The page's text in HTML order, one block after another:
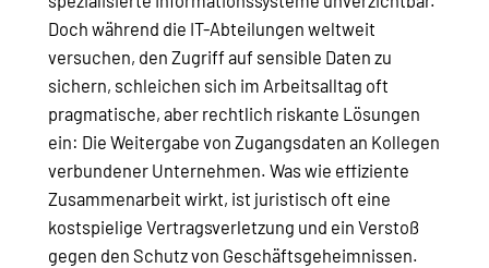
Doch während die IT-Abteilungen weltweit
versuchen, den Zugriff auf sensible Daten zu
sichern, schleichen sich im Arbeitsalltag oft
pragmatische, aber rechtlich riskante Lösungen
ein: Die Weitergabe von Zugangsdaten an Kollegen
verbundener Unternehmen. Was wie effiziente
Zusammenarbeit wirkt, ist juristisch oft eine
kostspielige Vertragsverletzung und ein Verstoß
gegen den Schutz von Geschäftsgeheimnissen.